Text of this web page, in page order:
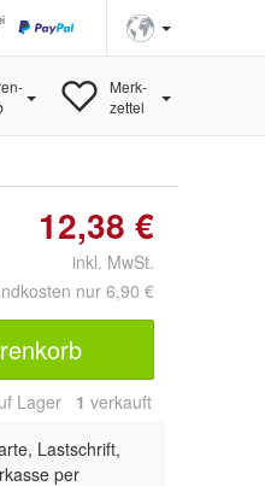
Merk-
zettel
12,38 €
inkl. MwSt.
nur 6,90 €
Lager 1 verkauft
Lastschrift,
per